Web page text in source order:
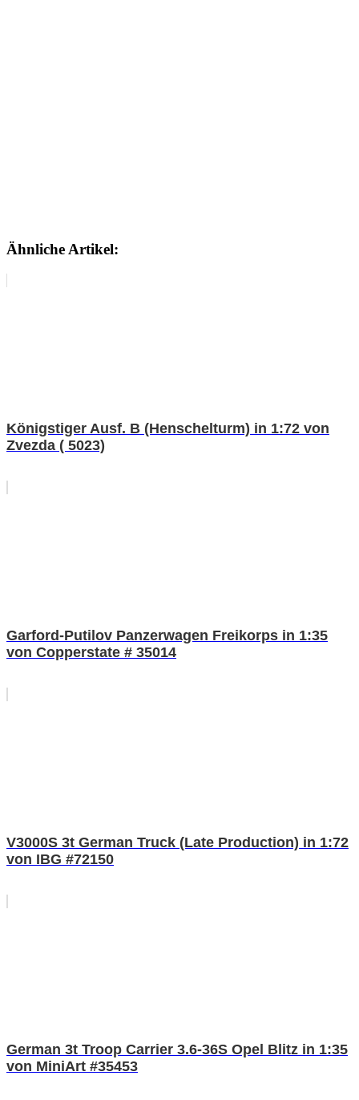
Ähnliche Artikel:
Königstiger Ausf. B (Henschelturm) in 1:72 von
Zvezda ( 5023)
Garford-Putilov Panzerwagen Freikorps in 1:35
von Copperstate # 35014
V3000S 3t German Truck (Late Production) in 1:72
von IBG #72150
German 3t Troop Carrier 3.6-36S Opel Blitz in 1:35
von MiniArt #35453